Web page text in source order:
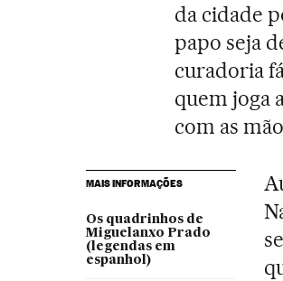
da cidade
papo seja
curadoria
quem joga
com as
MAIS INFORMAÇÕES
Os quadrinhos de
Miguelanxo Prado
(legendas em
espanhol)